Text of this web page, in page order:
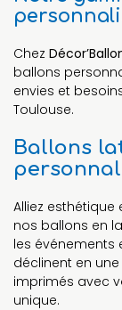
Chez
ballons
envies et
Toulouse.
Ballons
Alliez
nos ballons en
les événements
déclinent en
imprimés avec
unique.